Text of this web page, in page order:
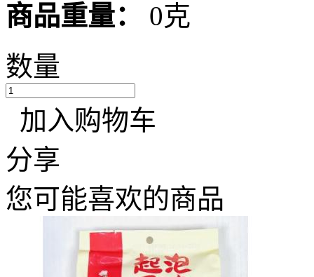
商品重量：
0克
数量
加入购物车
分享
您可能喜欢的商品